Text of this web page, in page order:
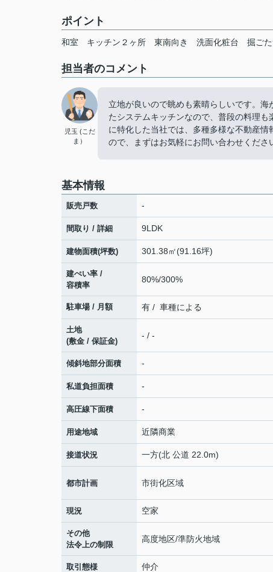
ポイント
和室 キッチン２ヶ所 東南向き 洗面化粧台 掘ご
担当者のコメント
児玉 (こだ
ま）
立地が良いので眺めも素晴らしいです。
たシステムキッチンなので、普段の料理
に特化した当社では、多種多様な不動産
ので、まずはお気軽にお問い合わせくださ
基本情報
販売戸数 -
間取り / 詳細 9LDK
建物面積(坪数) 301.38㎡(91.16坪)
建ぺい率 /
容積率
80%/300%
駐車場 / 月額 有 / 車種による
土地
(敷金 / 保証金)
- / -
傾斜地部分面積 -
私道負担面積 -
高圧線下面積 -
用途地域 近隣商業
接道状況 一方(北 公道 22.0m)
都市計画 市街化区域
現況 空家
その他
法令上の制限
高度地区/準防火地域
取引態様 仲介